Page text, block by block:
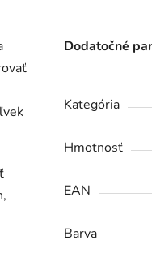
Dodatočné
Kategória
Hmotnosť
EAN
Barva